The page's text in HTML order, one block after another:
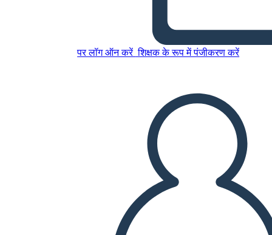
पर लॉग ऑन करें शिक्षक के रूप में पंजीकरण करें
इस स्टोरीबोर्ड को कॉपी करें
मुझे पढ़कर सुनाओ